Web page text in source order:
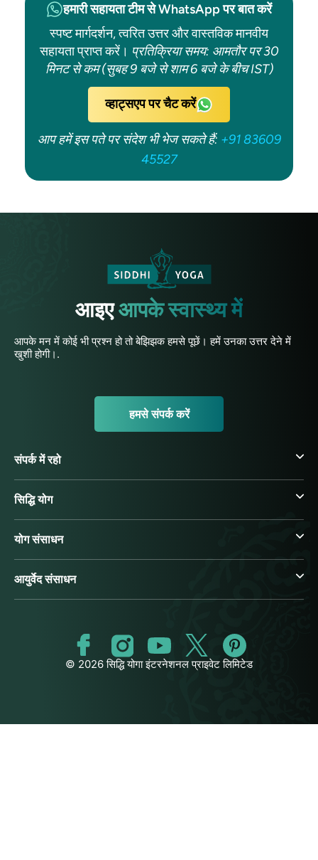
हमारी सहायता टीम से WhatsApp पर बात करें
स्पष्ट मार्गदर्शन, त्वरित उत्तर और वास्तविक मानवीय
सहायता प्राप्त करें। प्रतिक्रिया समय: आमतौर पर 30
मिनट से कम (सुबह 9 बजे से शाम 6 बजे के बीच IST)
व्हाट्सएप पर चैट करें
आप हमें इस पते पर संदेश भी भेज सकते हैं: +91 83609
45527
आइएआपके स्वास्थ्य में
आपके मन में कोई भी प्रश्न हो तो बेझिझक हमसे पूछें। हमें उनका उत्तर देने में
खुशी होगी।.
हमसे संपर्क करें
संपर्क में रहो
सिद्धि योग
योग संसाधन
आयुर्वेद संसाधन
© 2026 सिद्धि योगा इंटरनेशनल प्राइवेट लिमिटेड